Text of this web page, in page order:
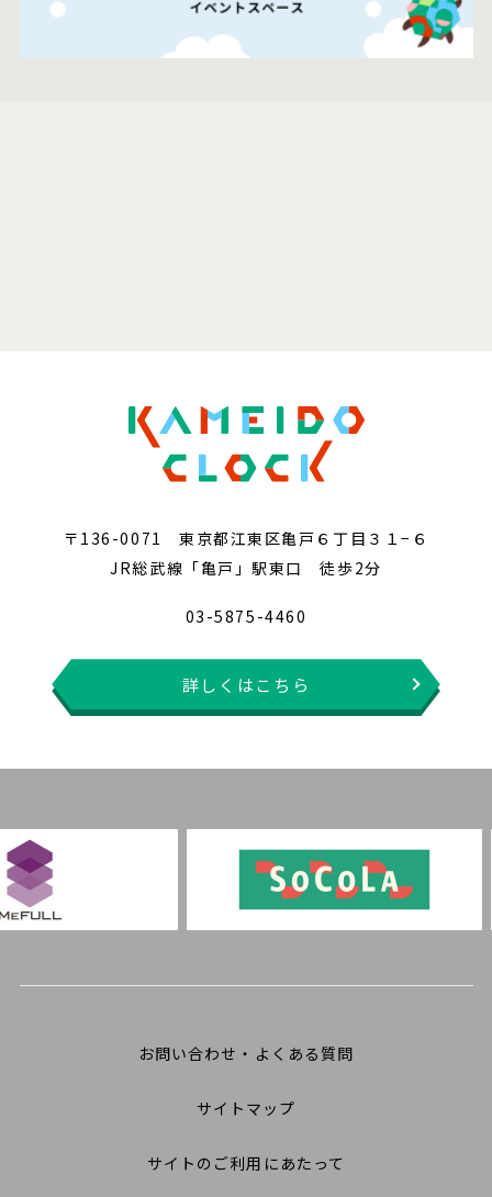
〒136-0071 東京都江東区亀戸６丁目３１−６
JR総武線「亀戸」駅東口 徒歩2分
03-5875-4460
詳しくはこちら
お問い合わせ・よくある質問
サイトマップ
サイトのご利用にあたって